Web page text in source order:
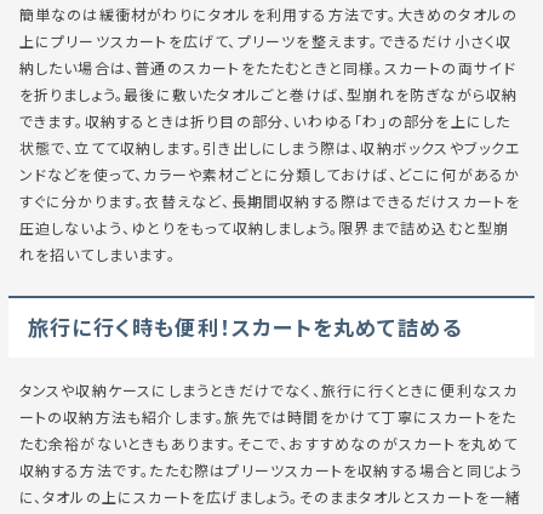
簡単なのは緩衝材がわりにタオルを利用する方法です。大きめのタオルの
上にプリーツスカートを広げて、プリーツを整えます。できるだけ小さく収
納したい場合は、普通のスカートをたたむときと同様。スカートの両サイド
を折りましょう。最後に敷いたタオルごと巻けば、型崩れを防ぎながら収納
できます。収納するときは折り目の部分、いわゆる「わ」の部分を上にした
状態で、立てて収納します。引き出しにしまう際は、収納ボックスやブックエ
ンドなどを使って、カラーや素材ごとに分類しておけば、どこに何があるか
すぐに分かります。衣替えなど、長期間収納する際はできるだけスカートを
圧迫しないよう、ゆとりをもって収納しましょう。限界まで詰め込むと型崩
れを招いてしまいます。
旅行に行く時も便利！スカートを丸めて詰める
タンスや収納ケースにしまうときだけでなく、旅行に行くときに便利なスカ
ートの収納方法も紹介します。旅先では時間をかけて丁寧にスカートをた
たむ余裕がないときもあります。そこで、おすすめなのがスカートを丸めて
収納する方法です。たたむ際はプリーツスカートを収納する場合と同じよう
に、タオルの上にスカートを広げましょう。そのままタオルとスカートを一緒